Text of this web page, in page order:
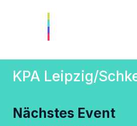
KPA Leipzig/
Nächstes Event